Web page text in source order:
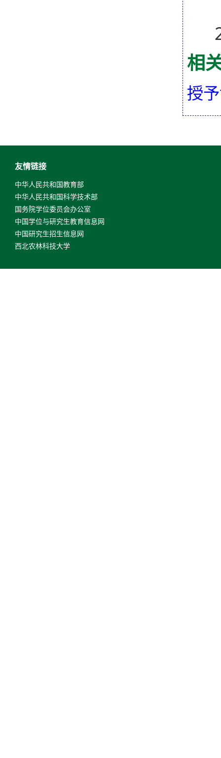
相
授
友情链接
中华人民共和国教育部
中华人民共和国科学技术部
国务院学位委员会办公室
中国学位与研究生教育信息网
中国研究生招生信息网
西北农林科技大学